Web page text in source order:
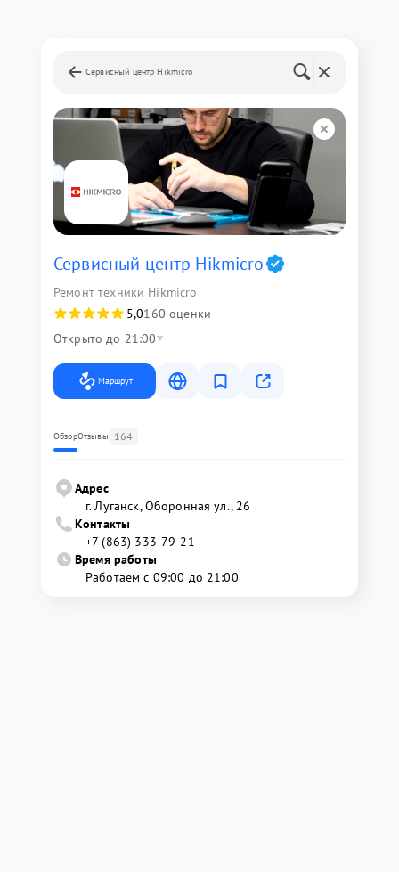
Сервисный центр Hikmicro
Сервисный центр Hikmicro
Ремонт техники Hikmicro
5,0160 оценки
Открыто до 21:00
Маршрут
ОбзорОтзывы 164
Адрес
г. Луганск, Оборонная ул., 26
Контакты
+7 (863) 333-79-21
Время работы
Работаем с 09:00 до 21:00